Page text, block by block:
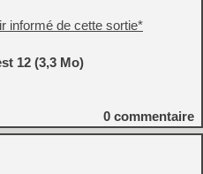
informé de cette sortie*
12 (3,3 Mo)
0 commentaire